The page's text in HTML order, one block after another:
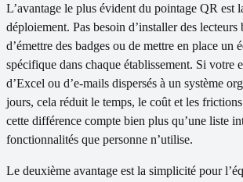
L’avantage le plus évident du pointage QR est
déploiement. Pas besoin d’installer des lecteurs
d’émettre des badges ou de mettre en place un
spécifique dans chaque établissement. Si votre
d’Excel ou d’e-mails dispersés à un système
jours, cela réduit le temps, le coût et les
cette différence compte bien plus qu’une liste
fonctionnalités que personne n’utilise.
Le deuxième avantage est la simplicité pour